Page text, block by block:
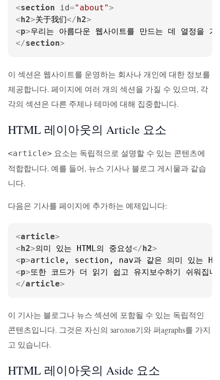
<section id="about">
<h2>关于我们</h2>
<p>우리는 아름다운 웹사이트를 만드는 데 열정을
</section>
이 섹션은 웹사이트를 운영하는 회사나 개인에 대한 정보를
제공합니다. 페이지에 여러 개의 섹션을 가질 수 있으며, 각
각의 섹션은 다른 주제나 테마에 대해 집중합니다.
HTML 레이아웃의 Article 요소
<article> 요소는 독립적으로 설명할 수 있는 콘텐츠에
적합합니다. 예를 들어, 뉴스 기사나 블로그 게시물과 같습
니다.
다음은 기사를 페이지에 추가하는 예제입니다:
<article>
<h2>의미 있는 HTML의 중요성</h2>
<p>article, section, nav과 같은 의미 있는 HTML
<p>또한 코드가 더 읽기 쉽고 유지보수하기 쉬워집
</article>
이 기사는 블로그나 뉴스 섹션에 포함될 수 있는 독립적인
콘텐츠입니다. 그것은 자신의 заголов기와 퍼agraphs를 가지
고 있습니다.
HTML 레이아웃의 Aside 요소